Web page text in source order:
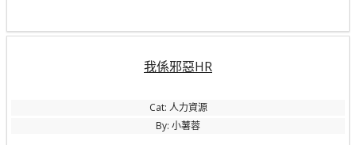
我係邪惡HR
Cat: 人力資源
By: 小薯蓉